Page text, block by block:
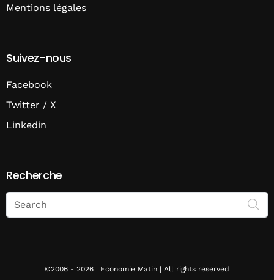
Mentions légales
Suivez-nous
Facebook
Twitter / X
Linkedin
Recherche
Search
on
Economie
©2006 - 2026 | Economie Matin | All rights reserved